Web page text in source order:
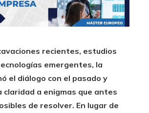
recientes, estudios
emergentes, la
el diálogo con el pasado y
claridad a enigmas que antes
de resolver. En lugar de